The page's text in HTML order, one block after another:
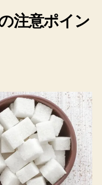
注意ポイン